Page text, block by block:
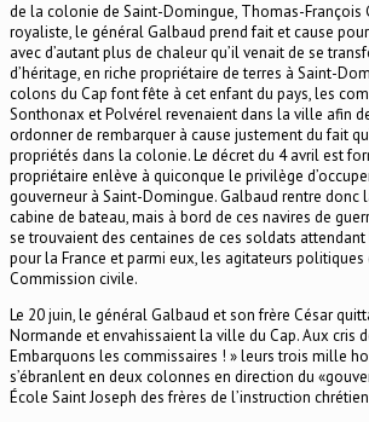
de la colonie de Saint-Domingue, Thomas-François
royaliste, le général Galbaud prend fait et cause
avec d’autant plus de chaleur qu’il venait de se
d’héritage, en riche propriétaire de terres à Saint-
colons du Cap font fête à cet enfant du pays, les
Sonthonax et Polvérel revenaient dans la ville afin
ordonner de rembarquer à cause justement du fait
propriétés dans la colonie. Le décret du 4 avril est
propriétaire enlève à quiconque le privilège
gouverneur à Saint-Domingue. Galbaud rentre donc
cabine de bateau, mais à bord de ces navires de
se trouvaient des centaines de ces soldats
pour la France et parmi eux, les agitateurs
Commission civile.
Le 20 juin, le général Galbaud et son frère César
Normande et envahissaient la ville du Cap. Aux cris
Embarquons les commissaires ! » leurs trois mille
s’ébranlent en deux colonnes en direction du
École Saint Joseph des frères de l’instruction